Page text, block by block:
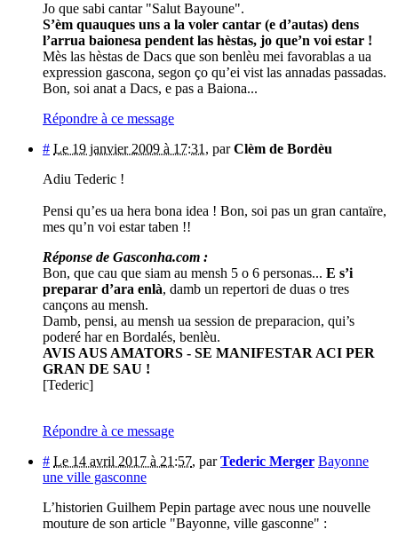
Jo que sabi cantar "Salut Bayoune".
S’èm quauques uns a la voler cantar (e d’autas) dens
l’arrua baionesa pendent las hèstas, jo que’n voi estar !
Mès las hèstas de Dacs que son benlèu mei favorablas a ua
expression gascona, segon ço qu’ei vist las annadas passadas.
Bon, soi anat a Dacs, e pas a Baiona...
Répondre à ce message
# Le 19 janvier 2009 à 17:31 , parClèm de Bordèu
Adiu Tederic !
Pensi qu’es ua hera bona idea ! Bon, soi pas un gran cantaïre,
mes qu’n voi estar taben !!
Réponse de Gasconha.com :
Bon, que cau que siam au mensh 5 o 6 personas... E s’i
preparar d’ara enlà, damb un repertori de duas o tres
cançons au mensh.
Damb, pensi, au mensh ua session de preparacion, qui’s
poderé har en Bordalés, benlèu.
AVIS AUS AMATORS - SE MANIFESTAR ACI PER
GRAN DE SAU !
[Tederic]
Répondre à ce message
# Le 14 avril 2017 à 21:57, parTederic Merger Bayonne
une ville gasconne
L’historien Guilhem Pepin partage avec nous une nouvelle
mouture de son article "Bayonne, ville gasconne" :